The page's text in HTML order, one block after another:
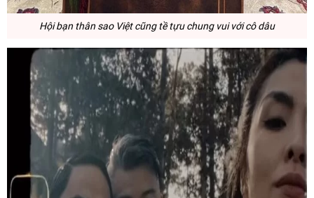
Hội bạn thân sao Việt cũng tề tựu chung vui với cô dâu